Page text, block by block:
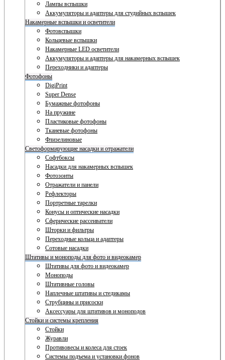
Лампы вспышки
Аккумуляторы и адаптеры для студийных вспышек
Накамерные вспышки и осветители
Фотовспышки
Кольцевые вспышки
Накамерные LED осветители
Аккумуляторы и адаптеры для накамерных вспышек
Переходники и адаптеры
Фотофоны
DigiPrint
Super Dense
Бумажные фотофоны
На пружине
Пластиковые фотофоны
Тканевые фотофоны
Флизелиновые
Светоформирующие насадки и отражатели
Софтбоксы
Насадки для накамерных вспышек
Фотозонты
Отражатели и панели
Рефлекторы
Портретные тарелки
Конусы и оптические насадки
Сферические рассеиватели
Шторки и фильтры
Переходные кольца и адаптеры
Сотовые насадки
Штативы и моноподы для фото и видеокамер
Штативы для фото и видеокамер
Моноподы
Штативные головы
Наплечные штативы и стедикамы
Струбцины и присоски
Аксессуары для штативов и моноподов
Стойки и системы крепления
Стойки
Журавли
Противовесы и колеса для стоек
Системы подъема и установки фонов